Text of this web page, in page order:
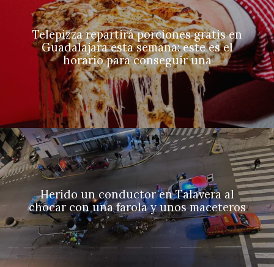
Telepizza repartirá porciones gratis en
Guadalajara esta semana: este es el
horario para conseguir una
Herido un conductor en Talavera al
chocar con una farola y unos maceteros